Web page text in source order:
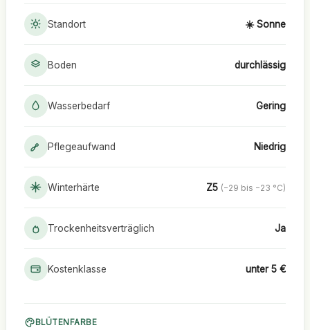
Standort ☀️ Sonne
Boden durchlässig
Wasserbedarf Gering
Pflegeaufwand Niedrig
Winterhärte Z5 (−29 bis −23 °C)
Trockenheitsverträglich Ja
Kostenklasse unter 5 €
BLÜTENFARBE